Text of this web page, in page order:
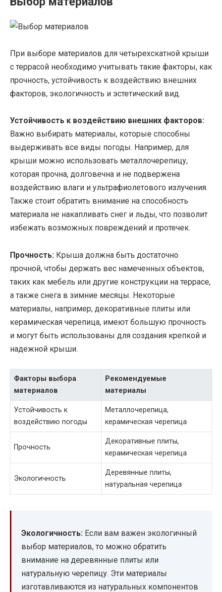
При выборе материалов для четырехскатной крыши
с террасой необходимо учитывать такие факторы, как
прочность, устойчивость к воздействию внешних
факторов, экологичность и эстетический вид.
Устойчивость к воздействию внешних факторов:
Важно выбирать материалы, которые способны
выдерживать все виды погоды. Например, для
крыши можно использовать металлочерепицу,
которая прочна, долговечна и не подвержена
воздействию влаги и ультрафиолетового излучения.
Также стоит обратить внимание на способность
материала не накапливать снег и льды, что позволит
избежать возможных повреждений и протечек.
Прочность: Крыша должна быть достаточно
прочной, чтобы держать вес намеченных объектов,
таких как мебель или другие конструкции на террасе,
а также снега в зимние месяцы. Некоторые
материалы, например, декоративные плиты или
керамическая черепица, имеют большую прочность
и могут быть использованы для создания крепкой и
надежной крыши.
Факторы выбора
материалов
Рекомендуемые
материалы
Устойчивость к
воздействию погоды
Металлочерепица,
керамическая черепица
Прочность
Декоративные плиты,
керамическая черепица
Экологичность
Деревянные плиты,
натуральная черепица
Экологичность: Если вам важен экологичный
выбор материалов, то можно обратить
внимание на деревянные плиты или
натуральную черепицу. Эти материалы
изготавливаются из натуральных компонентов